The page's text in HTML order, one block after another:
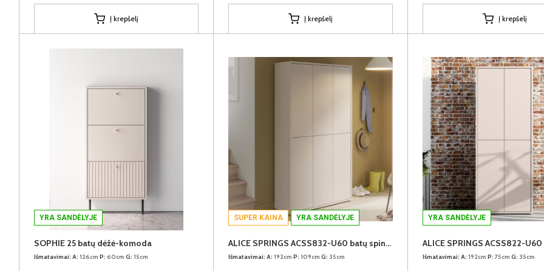
Į krepšelį Į krepšelį Į krepšelį
YRA SANDĖLYJE
SOPHIE 25 batų dėžė-komoda
Išmatavimai: A: 126cm P: 60cm G: 15cm
SUPER KAINA YRA SANDĖLYJE
ALICE SPRINGS ACSS832-U60 batų spinta
Išmatavimai: A: 192cm P: 109cm G: 35cm
YRA SANDĖLYJE
Išmatavimai: A: 192cm P: 75cm G: 35cm